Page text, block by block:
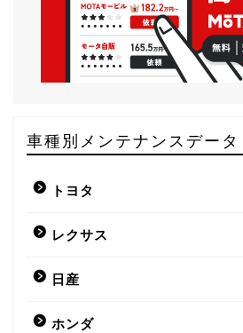
車種別メンテナンスデータ
トヨタ
レクサス
日産
ホンダ